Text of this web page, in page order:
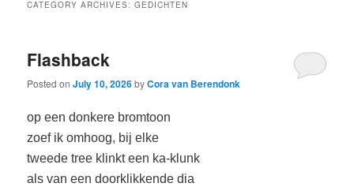
CATEGORY ARCHIVES:GEDICHTEN
Flashback
Posted onJuly 10, 2026byCora van Berendonk
op een donkere bromtoon
zoef ik omhoog, bij elke
tweede tree klinkt een ka-klunk
als van een doorklikkende dia